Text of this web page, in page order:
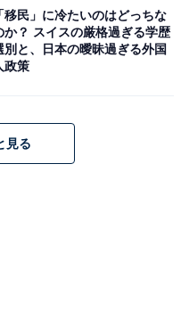
った「グリルハンバ
ト」
「移民」に冷たいのはどっちな
か？ スイスの厳格過ぎる学歴
別と、日本の曖昧過ぎる外国
政策
見る